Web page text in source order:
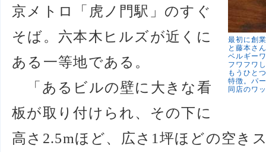
最初に創
と藤本さ
ベルギー
フワフワ
もうひと
特徴。パ
同店のワ
京メトロ「虎ノ門駅」のすぐ
そば。六本木ヒルズが近くに
ある一等地である。
「あるビルの壁に大きな看
板が取り付けられ、その下に
高さ2.5mほど、広さ1坪ほどの空き